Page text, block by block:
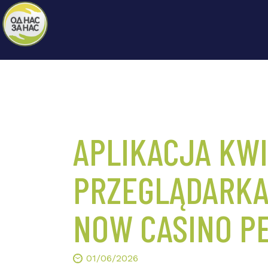
APLIKACJA
NOW CASINO
01/06/2026